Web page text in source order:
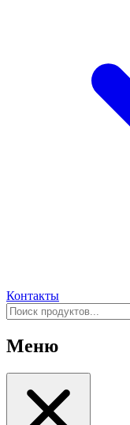
Контакты
Меню